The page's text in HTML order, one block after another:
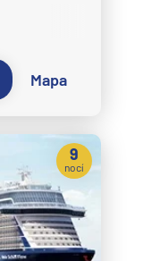
Mapa
9
nocí